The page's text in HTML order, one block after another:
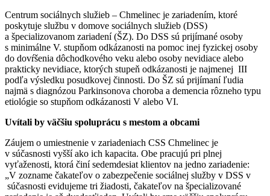
Centrum sociálnych služieb – Chmelinec je zariadením, ktoré
poskytuje službu v domove sociálnych služieb (DSS)
a špecializovanom zariadení (ŠZ). Do DSS sú prijímané osoby
s minimálne V. stupňom odkázanosti na pomoc inej fyzickej osoby
do dovŕšenia dôchodkového veku alebo osoby nevidiace alebo
prakticky nevidiace, ktorých stupeň odkázanosti je najmenej III
podľa výsledku posudkovej činnosti. Do ŠZ sú prijímaní ľudia
najmä s diagnózou Parkinsonova choroba a demencia rôzneho typu
etiológie so stupňom odkázanosti V alebo VI.
Uvítali by väčšiu spoluprácu s mestom a obcami
Záujem o umiestnenie v zariadeniach CSS Chmelinec je
v súčasnosti vyšší ako ich kapacita. Obe pracujú pri plnej
vyťaženosti, ktorá činí sedemdesiat klientov na jedno zariadenie:
„V zozname čakateľov o zabezpečenie sociálnej služby v DSS v
súčasnosti evidujeme tri žiadosti, čakateľov na špecializované